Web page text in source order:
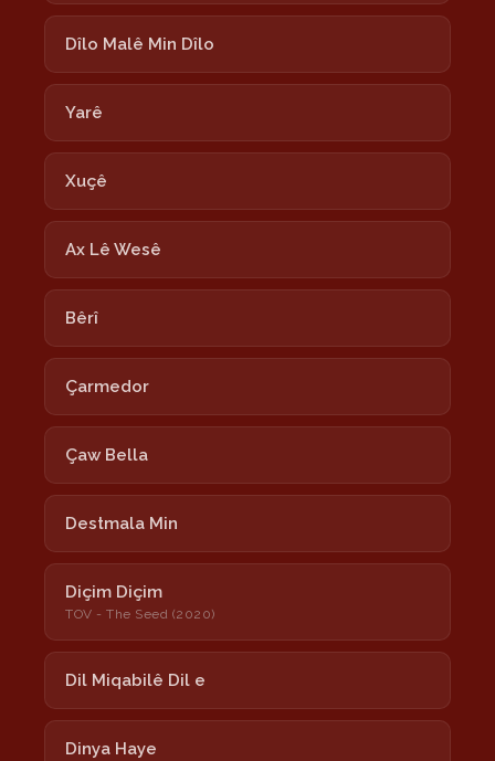
Dîlo Malê Min Dîlo
Yarê
Xuçê
Ax Lê Wesê
Bêrî
Çarmedor
Çaw Bella
Destmala Min
Diçim Diçim
TOV - The Seed (2020)
Dil Miqabilê Dil e
Dinya Haye